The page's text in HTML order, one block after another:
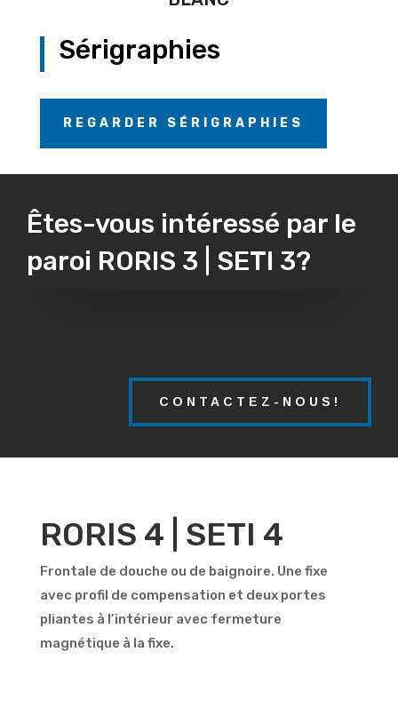
Sérigraphies
REGARDER SÉRIGRAPHIES
Êtes-vous intéressé par le
paroi RORIS 3 | SETI 3?
CONTACTEZ-NOUS!
RORIS 4 | SETI 4
Frontale de douche ou de baignoire. Une fixe
avec profil de compensation et deux portes
pliantes à l’intérieur avec fermeture
magnétique à la fixe.